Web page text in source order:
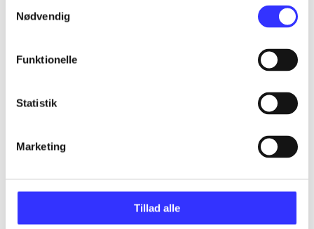
Nødvendig
Funktionelle
Statistik
Marketing
Tillad alle